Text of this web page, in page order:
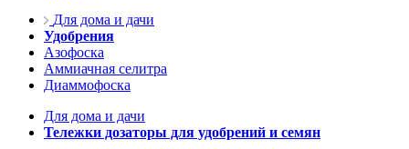
Для дома и дачи
Удобрения
Азофоска
Аммиачная селитра
Диаммофоска
Для дома и дачи
Тележки дозаторы для удобрений и семян